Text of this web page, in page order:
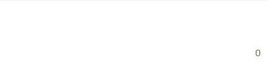
0